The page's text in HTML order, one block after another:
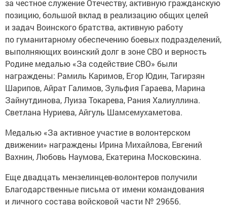
за честное служение Отечеству, активную гражданскую
позицию, большой вклад в реализацию общих целей
и задач Воинского братства, активную работу
по гуманитарному обеспечению боевых подразделений,
выполняющих воинский долг в зоне СВО и верность
Родине медалью «За содействие СВО» были
награждены: Рамиль Каримов, Егор Юдин, Тагирзян
Шарипов, Айрат Галимов, Зульфия Гараева, Марина
Зайнутдинова, Луиза Токарева, Рания Халиуллина.
Светлана Нуриева, Айгуль Шамсемухаметова.
Медалью «За активное участие в волонтерском
движении» награждены Ирина Михайлова, Евгений
Вахнин, Любовь Наумова, Екатерина Московскина.
Еще двадцать мензелинцев-волонтеров получили
Благодарственные письма от имени командования
и личного состава войсковой части № 29656.